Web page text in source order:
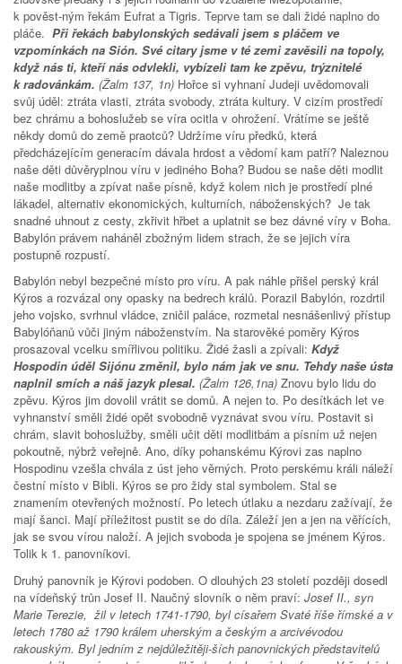
k pověst-ným řekám Eufrat a Tigris. Teprve tam se dali židé naplno do
pláče. Při řekách babylonských sedávali jsem s pláčem ve
vzpomínkách na Sión. Své citary jsme v té zemi zavěsili na topoly,
když nás ti, kteří nás odvlekli, vybízeli tam ke zpěvu, trýznitelé
k radovánkám. (Žalm 137, 1n) Hořce si vyhnaní Judeji uvědomovali
svůj úděl: ztráta vlasti, ztráta svobody, ztráta kultury. V cizím prostředí
bez chrámu a bohoslužeb se víra ocitla v ohrožení. Vrátíme se ještě
někdy domů do země praotců? Udržíme víru předků, která
předcházejícím generacím dávala hrdost a vědomí kam patří? Naleznou
naše děti důvěryplnou víru v jediného Boha? Budou se naše děti modlit
naše modlitby a zpívat naše písně, když kolem nich je prostředí plné
lákadel, alternativ ekonomických, kulturních, náboženských? Je tak
snadné uhnout z cesty, zkřivit hřbet a uplatnit se bez dávné víry v Boha.
Babylón právem naháněl zbožným lidem strach, že se jejich víra
postupně rozpustí.
Babylón nebyl bezpečné místo pro víru. A pak náhle přišel perský král
Kýros a rozvázal ony opasky na bedrech králů. Porazil Babylón, rozdrtil
jeho vojsko, svrhnul vládce, zničil paláce, rozmetal nesnášenlivý přístup
Babylóňanů vůči jiným náboženstvím. Na starověké poměry Kýros
prosazoval vcelku smířlivou politiku. Židé žasli a zpívali: Když
Hospodin úděl Sijónu změnil, bylo nám jak ve snu. Tehdy naše ústa
naplnil smích a náš jazyk plesal. (Žalm 126,1na) Znovu bylo lidu do
zpěvu. Kýros jim dovolil vrátit se domů. A nejen to. Po desítkách let ve
vyhnanství směli židé opět svobodně vyznávat svou víru. Postavit si
chrám, slavit bohoslužby, směli učit děti modlitbám a písním už nejen
pokoutně, nýbrž veřejně. Ano, díky pohanskému Kýrovi zas naplno
Hospodinu vzešla chvála z úst jeho věrných. Proto perskému králi náleží
čestní místo v Bibli. Kýros se pro židy stal symbolem. Stal se
znamením otevřených možností. Po letech útlaku a nezdaru zažívají, že
mají šanci. Mají příležitost pustit se do díla. Záleží jen a jen na věřících,
jak se svou vírou naloží. A jejich svoboda je spojena se jménem Kýros.
Tolik k 1. panovníkovi.
Druhý panovník je Kýrovi podoben. O dlouhých 23 století později dosedl
na vídeňský trůn Josef II. Naučný slovník o něm praví: Josef II., syn
Marie Terezie, žil v letech 1741-1790, byl císařem Svaté říše římské a v
letech 1780 až 1790 králem uherským a českým a arcivévodou
rakouským. Byl jedním z nejdůležitěji-ších panovnických představitelů